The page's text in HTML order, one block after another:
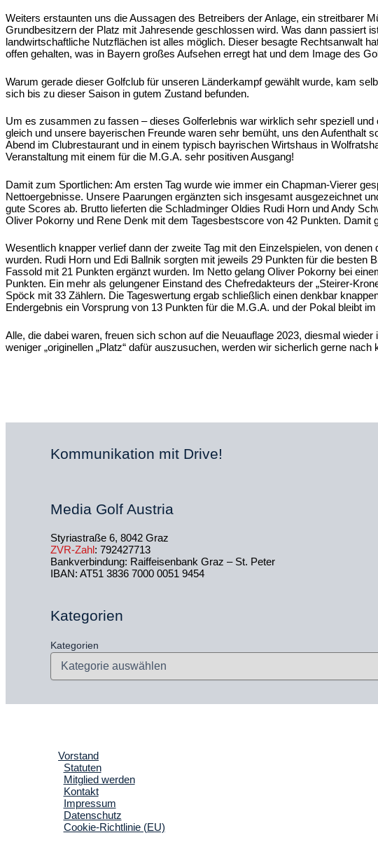
Weiters erstaunten uns die Aussagen des Betreibers der Anlage, ein streitbarer
Grundbesitzern der Platz mit Jahresende geschlossen wird. Was dann passiert
landwirtschaftliche Nutzflächen ist alles möglich. Dieser besagte Rechtsanwalt
offen gehalten, was in Bayern großes Aufsehen erregt hat und dem Image des
Warum gerade dieser Golfclub für unseren Länderkampf gewählt wurde, kam
sich bis zu dieser Saison in gutem Zustand befunden.
Um es zusammen zu fassen – dieses Golferlebnis war wirklich sehr speziell
gleich und unsere bayerischen Freunde waren sehr bemüht, uns den Aufenthalt
Abend im Clubrestaurant und in einem typisch bayrischen Wirtshaus in
Veranstaltung mit einem für die M.G.A. sehr positiven Ausgang!
Damit zum Sportlichen: Am ersten Tag wurde wie immer ein Chapman-Vierer
Nettoergebnisse. Unsere Paarungen ergänzten sich insgesamt ausgezeichnet
gute Scores ab. Brutto lieferten die Schladminger Oldies Rudi Horn und Andy
Oliver Pokorny und Rene Denk mit dem Tagesbestscore von 42 Punkten. Damit
Wesentlich knapper verlief dann der zweite Tag mit den Einzelspielen, von
wurden. Rudi Horn und Edi Ballnik sorgten mit jeweils 29 Punkten für die besten
Fassold mit 21 Punkten ergänzt wurden. Im Netto gelang Oliver Pokorny bei
Punkten. Ein mehr als gelungener Einstand des Chefredakteurs der „Steirer-
Spöck mit 33 Zählern. Die Tageswertung ergab schließlich einen denkbar
Endergebnis ein Vorsprung von 13 Punkten für die M.G.A. und der Pokal bleibt im
Alle, die dabei waren, freuen sich schon auf die Neuauflage 2023, diesmal
weniger „originellen „Platz“ dafür auszusuchen, werden wir sicherlich gerne
Kommunikation mit Drive!
Media Golf Austria
Styriastraße 6, 8042 Graz
ZVR-Zahl: 792427713
Bankverbindung: Raiffeisenbank Graz – St. Peter
IBAN: AT51 3836 7000 0051 9454
Kategorien
Kategorien
Vorstand
Statuten
Mitglied werden
Kontakt
Impressum
Datenschutz
Cookie-Richtlinie (EU)